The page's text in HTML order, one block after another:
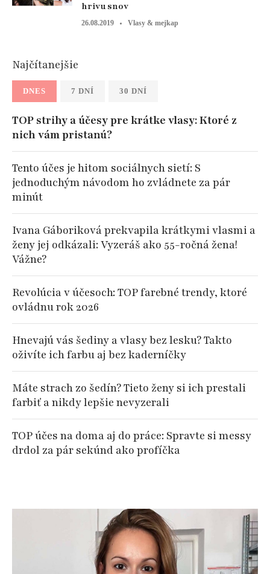
hrivu snov
26.08.2019 Vlasy & mejkap
Najčítanejšie
DNES 7 DNÍ 30 DNÍ
TOP strihy a účesy pre krátke vlasy: Ktoré z
nich vám pristanú?
Tento účes je hitom sociálnych sietí: S
jednoduchým návodom ho zvládnete za pár
minút
Ivana Gáboriková prekvapila krátkymi vlasmi a
ženy jej odkázali: Vyzeráš ako 55-ročná žena!
Vážne?
Revolúcia v účesoch: TOP farebné trendy, ktoré
ovládnu rok 2026
Hnevajú vás šediny a vlasy bez lesku? Takto
oživíte ich farbu aj bez kaderníčky
Máte strach zo šedín? Tieto ženy si ich prestali
farbiť a nikdy lepšie nevyzerali
TOP účes na doma aj do práce: Spravte si messy
drdol za pár sekúnd ako profíčka